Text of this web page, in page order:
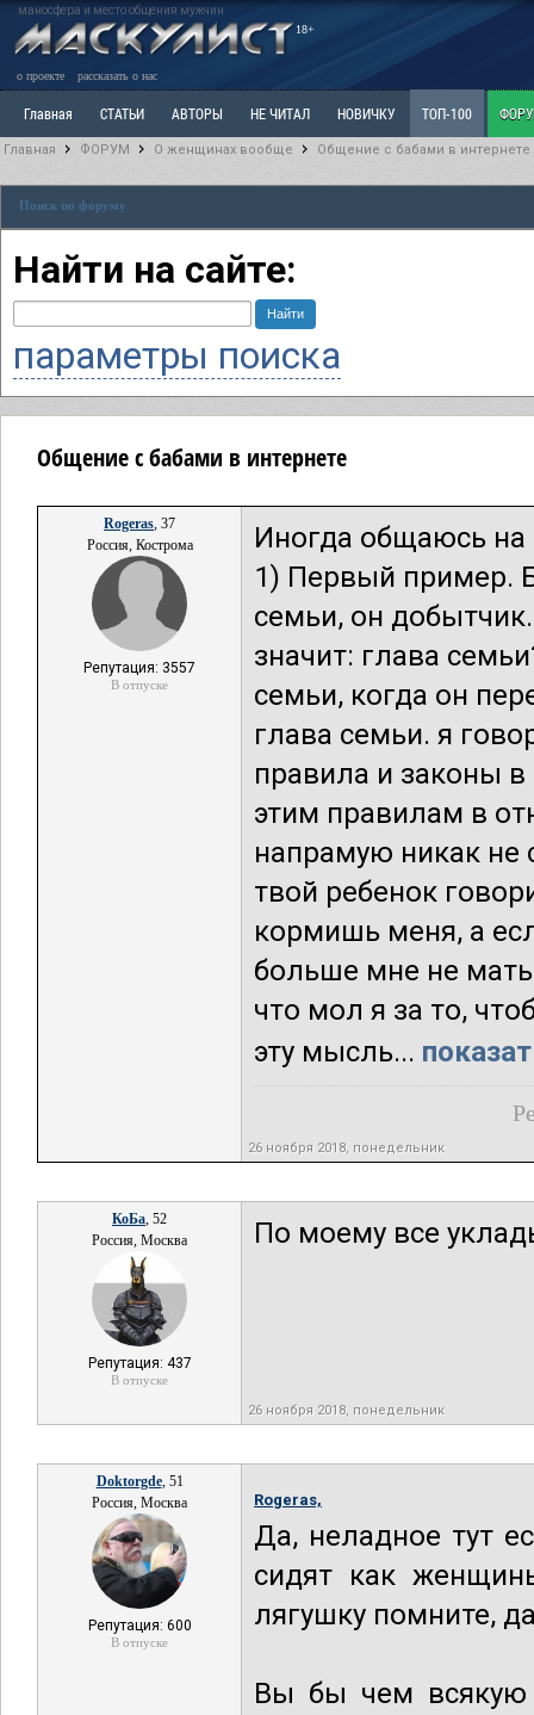
маносфера и место общения мужчин
18+
о проекте рассказать о нас
Главная СТАТЬИ АВТОРЫ НЕ ЧИТАЛ НОВИЧКУ ТОП-100
Ветка: Расстаюсь или Развожусь. САНЧАС Ветка: Наболевшее. Выскажись!
РАЗДЕЛ: Разное
Главная ФОРУМ О женщинах вообще Общение с бабами в интернете
Поиск по форуму
Найти на сайте:
параметры поиска
Общение с бабами в интернете
Rogeras, 37
Россия, Кострома
Репутация: 3557
В отпуске
Иногда общаюсь на
1) Первый пример.
семьи, он
значит: глава
семьи, когда он
глава семьи. я
правила и законы
этим правилам в
напрамую никак не
твой ребенок
кормишь меня, а
больше мне не
что мол я за то,
эту мысль...
26 ноября 2018, понедельник
КоБа, 52
Россия, Москва
Репутация: 437
В отпуске
По моему все
26 ноября 2018, понедельник
Doktorgde, 51
Россия, Москва
Репутация: 600
В отпуске
Rogeras,
Да, неладное тут
сидят как
лягушку помните,
Вы бы чем всякую